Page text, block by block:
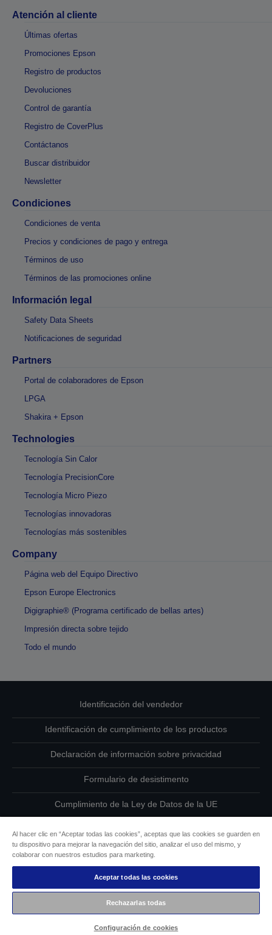
Atención al cliente
Últimas ofertas
Promociones Epson
Registro de productos
Devoluciones
Control de garantía
Registro de CoverPlus
Contáctanos
Buscar distribuidor
Newsletter
Condiciones
Condiciones de venta
Precios y condiciones de pago y entrega
Términos de uso
Términos de las promociones online
Información legal
Safety Data Sheets
Notificaciones de seguridad
Partners
Portal de colaboradores de Epson
LPGA
Shakira + Epson
Technologies
Tecnología Sin Calor
Tecnología PrecisionCore
Tecnología Micro Piezo
Tecnologías innovadoras
Tecnologías más sostenibles
Company
Página web del Equipo Directivo
Epson Europe Electronics
Digigraphie® (Programa certificado de bellas artes)
Impresión directa sobre tejido
Todo el mundo
Identificación del vendedor
Identificación de cumplimiento de los productos
Declaración de información sobre privacidad
Formulario de desistimento
Cumplimiento de la Ley de Datos de la UE
Información sobre cookies
Compromiso de accesibilidad de Epson
Copyright © 2026 Seiko Epson
Al hacer clic en “Aceptar todas las cookies”, aceptas que las cookies se guarden en
tu dispositivo para mejorar la navegación del sitio, analizar el uso del mismo, y
colaborar con nuestros estudios para marketing.
Aceptar todas las cookies
Rechazarlas todas
Configuración de cookies